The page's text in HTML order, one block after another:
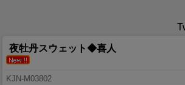
夜牡丹スウェット◆喜人
KJN-M03802